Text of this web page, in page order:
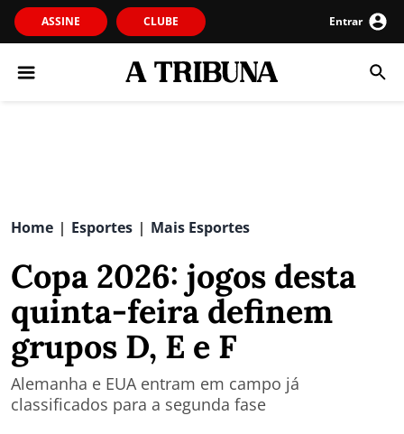
ASSINE CLUBE Entrar
Home | Esportes | Mais Esportes
Copa 2026: jogos desta
quinta-feira definem
grupos D, E e F
Alemanha e EUA entram em campo já
classificados para a segunda fase